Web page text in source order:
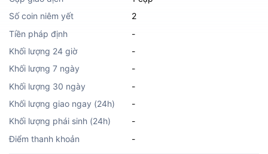
Số coin niêm yết
2
Tiền pháp định
-
Khối lượng 24 giờ
-
Khối lượng 7 ngày
-
Khối lượng 30 ngày
-
Khối lượng giao ngay (24h)
-
Khối lượng phái sinh (24h)
-
Điểm thanh khoản
-